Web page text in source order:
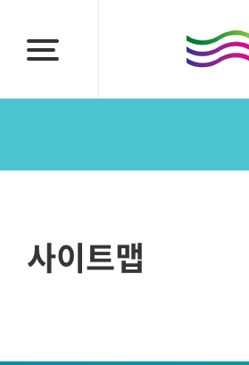
사이트맵